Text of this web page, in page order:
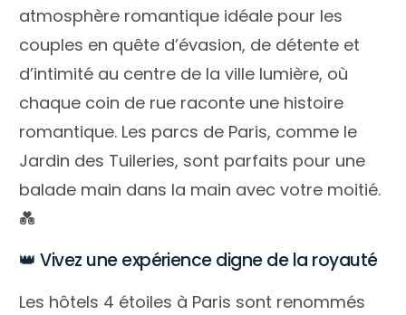
atmosphère romantique idéale pour les
couples en quête d’évasion, de détente et
d’intimité au centre de la ville lumière, où
chaque coin de rue raconte une histoire
romantique. Les parcs de Paris, comme le
Jardin des Tuileries, sont parfaits pour une
balade main dans la main avec votre moitié.
💑
👑 Vivez une expérience digne de la royauté
Les hôtels 4 étoiles à Paris sont renommés